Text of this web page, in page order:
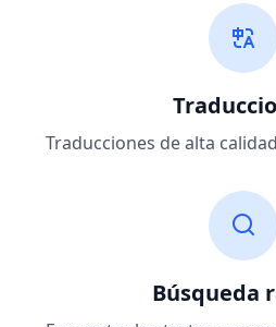
Traducciones de alta
Búsqueda